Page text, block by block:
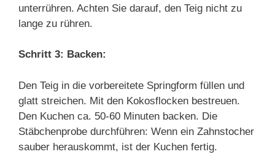
unterrühren. Achten Sie darauf, den Teig nicht zu
lange zu rühren.
Schritt 3: Backen:
Den Teig in die vorbereitete Springform füllen und
glatt streichen. Mit den Kokosflocken bestreuen.
Den Kuchen ca. 50-60 Minuten backen. Die
Stäbchenprobe durchführen: Wenn ein Zahnstocher
sauber herauskommt, ist der Kuchen fertig.